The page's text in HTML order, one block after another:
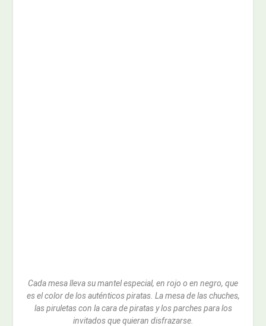
Cada mesa lleva su mantel especial, en rojo o en negro, que
es el color de los auténticos piratas. La mesa de las chuches,
las piruletas con la cara de piratas y los parches para los
invitados que quieran disfrazarse.